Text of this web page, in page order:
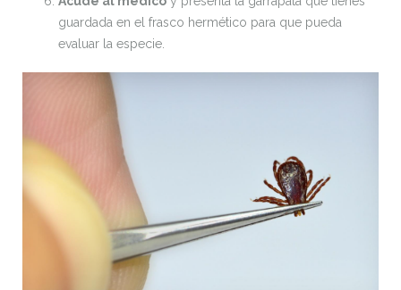
guardada en el frasco hermético para que pueda
evaluar la especie.